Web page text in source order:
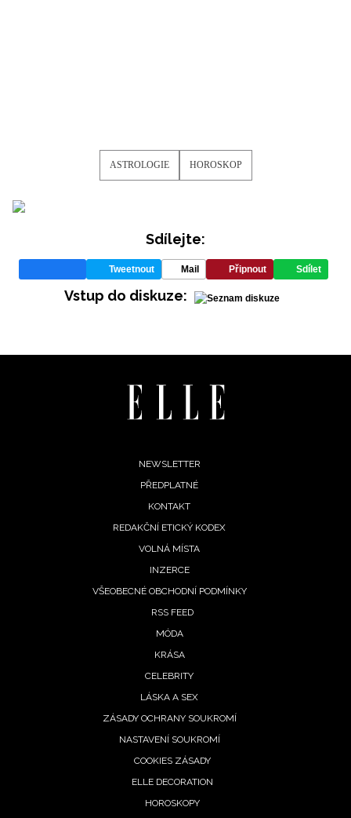
ASTROLOGIE HOROSKOP
Sdílejte:
Tweetnout Mail Připnout Sdílet
Vstup do diskuze:
NEWSLETTER
PŘEDPLATNÉ
KONTAKT
REDAKČNÍ ETICKÝ KODEX
VOLNÁ MÍSTA
INZERCE
VŠEOBECNÉ OBCHODNÍ PODMÍNKY
RSS FEED
MÓDA
KRÁSA
CELEBRITY
LÁSKA A SEX
ZÁSADY OCHRANY SOUKROMÍ
NASTAVENÍ SOUKROMÍ
COOKIES ZÁSADY
ELLE DECORATION
HOROSKOPY